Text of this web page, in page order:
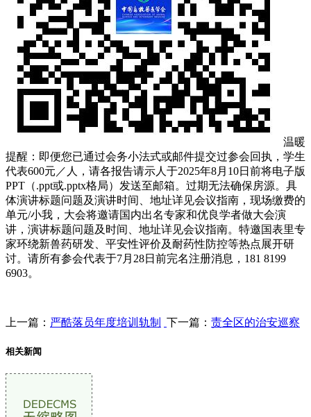
温暖
提醒：即便您已通过会务小法式或邮件提交过参会回执，学生
代表600元／人，请各报告请示人于2025年8月10日前将电子版
PPT（.ppt或.pptx格局）发送至邮箱。过期无法确保房源。具
体演讲标题问题及演讲时间、地址详见会议指南，现场缴费的
单元/小我，大会将邀请国内出名专家和优良学者做大会演
讲，演讲标题问题及时间、地址详见会议指南。特邀国表里专
家环绕新兽药研发、平安性评价及耐药性防控等热点展开研
讨。请所有参会代表于7月28日前完名注册消息，181 8199
6903。
上一篇： 严酷落员年度培训轨制 下一篇： 责全区的治安巡察
相关新闻